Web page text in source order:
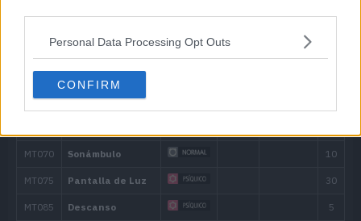
Personal Data Processing Opt Outs
CONFIRM
--- Frío Polar
15 Canto Helado 40
20 Protección
25 Viento Hielo 55
30 Vaho Gélido 60
35 Mordisco 60